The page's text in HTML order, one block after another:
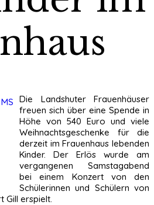
Die Landshuter Frauenhäuser
freuen sich über eine Spende in
Höhe von 540 Euro und viele
Weihnachtsgeschenke für die
derzeit im Frauenhaus lebenden
Kinder. Der Erlös wurde am
vergangenen Samstagabend
bei einem Konzert von den
Schülerinnen und Schülern von
Gill erspielt.